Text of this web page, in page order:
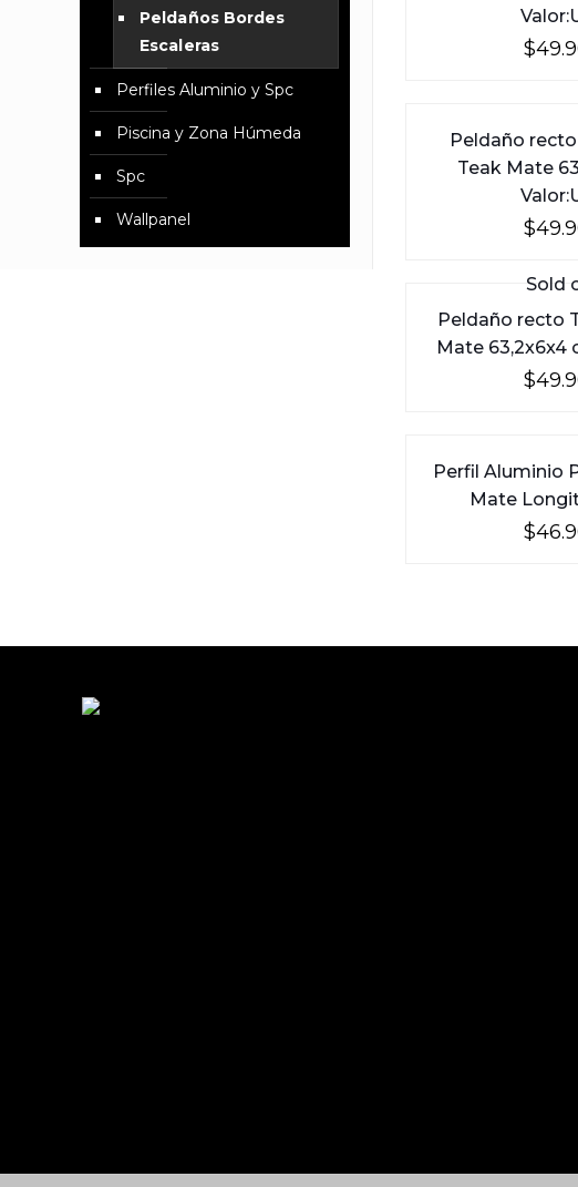
$
Peldaño
Teak Mate
$
Sold
Peldaño recto
Mate 63,2x6x4
$
Perfil Aluminio
Mate
$
Peldaños Bordes
Escaleras
Perfiles Aluminio y Spc
Piscina y Zona Húmeda
Spc
Wallpanel